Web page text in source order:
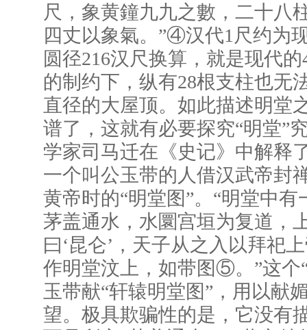
尺，象黄鐘九九之數，二十八
四丈以象氣。”④汉代1尺约为
圆径216汉尺换算，就是现代
的制约下，纵有28根支柱也无
直径的大屋顶。如此描述明堂
谱了，这就有必要探究“明堂”
学家司马迁在《史记》中解释
一个叫公玉带的人借汉武帝封
黄帝时的“明堂图”。“明堂中
茅盖通水，水圜宫垣为复道，
曰‘昆仑’，天子从之入以拜祀
作明堂汶上，如带图⑤。”这
玉带献“轩辕明堂图”，用以献
望。极具欺骗性的是，它没有